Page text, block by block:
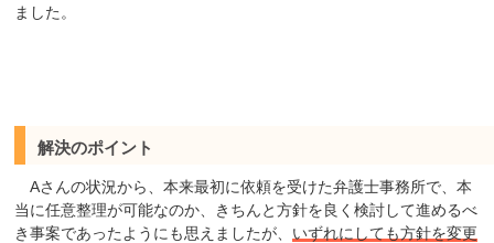
ました。
解決のポイント
Aさんの状況から、本来最初に依頼を受けた弁護士事務所で、本
当に任意整理が可能なのか、きちんと方針を良く検討して進めるべ
き事案であったようにも思えましたが、 いずれにしても方針を変更